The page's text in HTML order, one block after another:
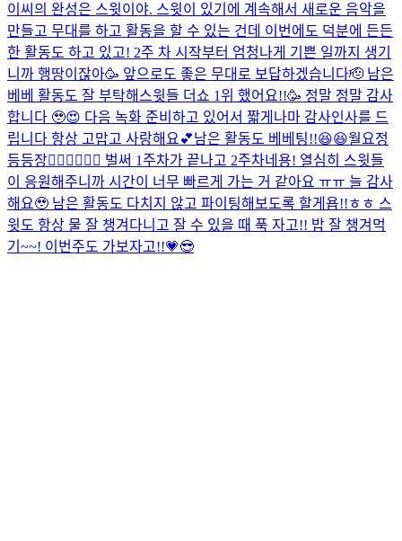
이씨의 완성은 스윗이야. 스윗이 있기에 계속해서 새로운 음악을
만들고 무대를 하고 활동을 할 수 있는 건데 이번에도 덕분에 든든
한 활동도 하고 있고! 2주 차 시작부터 엄청나게 기쁜 일까지 생기
니까 행땅이잖아🥳 앞으로도 좋은 무대로 보답하겠습니다🫡 남은
베베 활동도 잘 부탁해 스윗들 더쇼 1위 했어요!!🥳 정말 정말 감사
합니다 🥹😍 다음 녹화 준비하고 있어서 짧게나마 감사인사를 드
립니다 항상 고맙고 사랑해요💕남은 활동도 베베팅!!😆😆월요정
등등장🧚🏻‍♀️🧚🏻‍♀️ 벌써 1주차가 끝나고 2주차네용! 열심히 스윗들
이 응원해주니까 시간이 너무 빠르게 가는 거 같아요 ㅠㅠ 늘 감사
해요🥹 남은 활동도 다치지 않고 파이팅해보도록 할게욥!!ㅎㅎ 스
윗도 항상 물 잘 챙겨다니고 잘 수 있을 때 푹 자고!! 밥 잘 챙겨먹
기~~! 이번주도 가보자고!!💗😎